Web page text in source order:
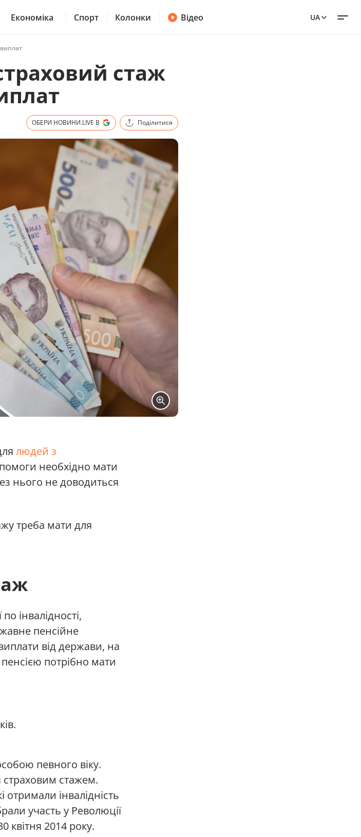
Економіка Спорт Колонки Відео UA
стаж
ОБЕРИ НОВИНИ.LIVE В Поділитися
людей з
необхідно мати
нього не доводиться
треба мати для
інвалідності,
пенсійне
від держави, на
потрібно мати
певного віку.
страховим стажем.
інвалідність
участь у Революції
квітня 2014 року.